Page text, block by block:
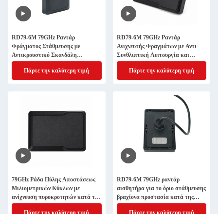
RD79-6M 79GHz Ραντάρ
Φράγματος Στάθμευσης με
Αντικρουστικό Σκανδάλη
Ανίχνευση Οχήματος Πεζού και
Γρήγορη Απόκριση
Πάρτε την καλύτερη τιμή
RD79-6M 79GHz Ραντάρ
Ανιχνευτής Φραγμάτων με Αντι-
Συνθλιπτική Λειτουργία και
Ανίχνευση Ενεργοποίησης για
Εξωτερικές Μπάρες Πάρκινγκ
IP66
Πάρτε την καλύτερη τιμή
79GHz Ράδα Πύλης Αποστάσεως
Μιλιομετρικών Κύκλων με
ανίχνευση πυροκροτητών κατά της
συντριβής Bluetooth Debugging
Πάρτε την καλύτερη τιμή
RD79-6M 79GHz ραντάρ
αισθητήρα για το όριο στάθμευσης
βραχίονα προστασία κατά της
συντριβής και οχήματος πρόσβαση
Πάρτε την καλύτερη τιμή